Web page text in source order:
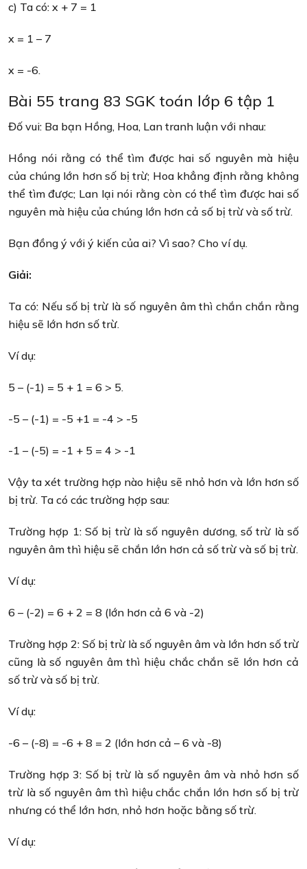
c) Ta có: x + 7 = 1
x = 1 – 7
x = -6.
Bài 55 trang 83 SGK toán lớp 6 tập 1
Đố vui: Ba bạn Hồng, Hoa, Lan tranh luận với nhau:
Hồng nói rằng có thể tìm được hai số nguyên mà hiệu
của chúng lớn hơn số bị trừ; Hoa khẳng định rằng không
thể tìm được; Lan lại nói rằng còn có thể tìm được hai số
nguyên mà hiệu của chúng lớn hơn cả số bị trừ và số trừ.
Bạn đồng ý với ý kiến của ai? Vì sao? Cho ví dụ.
Giải:
Ta có: Nếu số bị trừ là số nguyên âm thì chắn chắn rằng
hiệu sẽ lớn hơn số trừ.
Ví dụ:
5 – (-1) = 5 + 1 = 6 > 5.
-5 – (-1) = -5 +1 = -4 > -5
-1 – (-5) = -1 + 5 = 4 > -1
Vậy ta xét trường hợp nào hiệu sẽ nhỏ hơn và lớn hơn số
bị trừ. Ta có các trường hợp sau:
Trường hợp 1: Số bị trừ là số nguyên dương, số trừ là số
nguyên âm thì hiệu sẽ chắn lớn hơn cả số trừ và số bị trừ.
Ví dụ:
6 – (-2) = 6 + 2 = 8 (lớn hơn cả 6 và -2)
Trường hợp 2: Số bị trừ là số nguyên âm và lớn hơn số trừ
cũng là số nguyên âm thì hiệu chắc chắn sẽ lớn hơn cả
số trừ và số bị trừ.
Ví dụ:
-6 – (-8) = -6 + 8 = 2 (lớn hơn cả – 6 và -8)
Trường hợp 3: Số bị trừ là số nguyên âm và nhỏ hơn số
trừ là số nguyên âm thì hiệu chắc chắn lớn hơn số bị trừ
nhưng có thể lớn hơn, nhỏ hơn hoặc bằng số trừ.
Ví dụ: